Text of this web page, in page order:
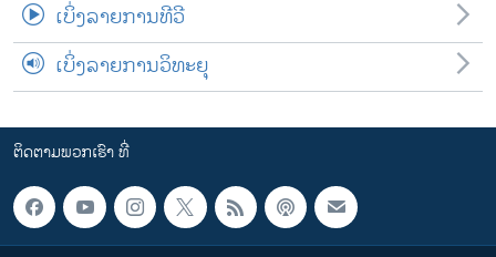
ເບິ່ງລາຍການທີວີ
ເບິ່ງລາຍການວິທະຍຸ
ຕິດຕາມພວກເຮົາ ທີ່